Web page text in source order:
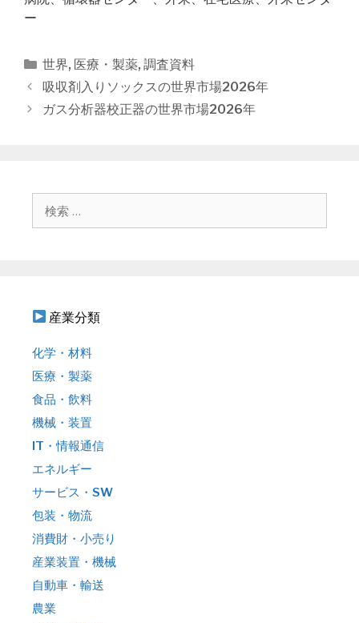
ー
カ
テ
ゴ
リ
世界, 医療・製薬, 調査資料
投
稿
吸収剤入りソックスの世界市場2026年
ガス分析器校正器の世界市場2026年
産業分類
化学・材料
医療・製薬
食品・飲料
機械・装置
IT・情報通信
エネルギー
サービス・SW
包装・物流
消費財・小売り
産業装置・機械
自動車・輸送
農業